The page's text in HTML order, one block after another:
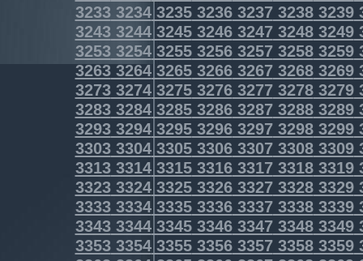
3233323432353236323732383239
3243324432453246324732483249
3253325432553256325732583259
3263326432653266326732683269
3273327432753276327732783279
3283328432853286328732883289
3293329432953296329732983299
3303330433053306330733083309
3313331433153316331733183319
3323332433253326332733283329
3333333433353336333733383339
3343334433453346334733483349
3353335433553356335733583359